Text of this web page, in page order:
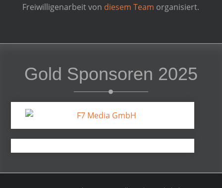
Freiwilligenarbeit von diesem Team organisiert.
Gold Sponsoren 2025